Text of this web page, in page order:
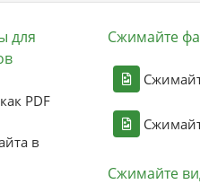
для
PDF
в
Сжимайте
Сжимайте